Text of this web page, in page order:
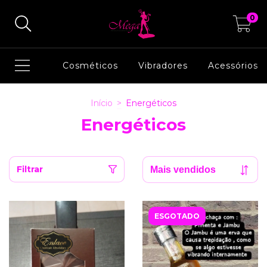
0
Cosméticos Vibradores Acessórios
Início > Energéticos
Energéticos
Filtrar
ESGOTADO